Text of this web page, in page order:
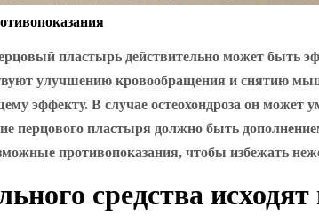
пластырь действительно может быть
улучшению кровообращения и снятию
эффекту. В случае остеохондроза он
перцового пластыря должно быть
противопоказания, чтобы избежать
средства исходят